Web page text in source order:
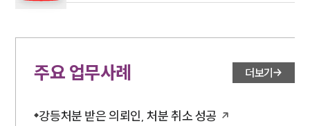
주요 업무사례 더보기
강등처분 받은 의뢰인, 처분 취소 성공